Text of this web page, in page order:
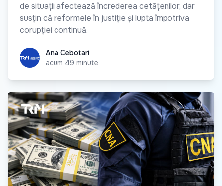
de situații afectează încrederea cetățenilor, dar
susțin că reformele în justiție și lupta împotriva
corupției continuă.
Ana CebotariAna Cebotari
acum 49 minute